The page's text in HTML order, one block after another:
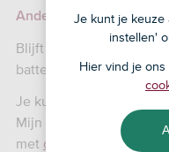
Andere problemen met
Blijft het scherm leeg of
batterij leeg of is je
Je kunt geen nieuwe
Mijn SNS kan op 1 van
met de browsercode
Je kunt je keuze
instellen'
Hier vind je ons